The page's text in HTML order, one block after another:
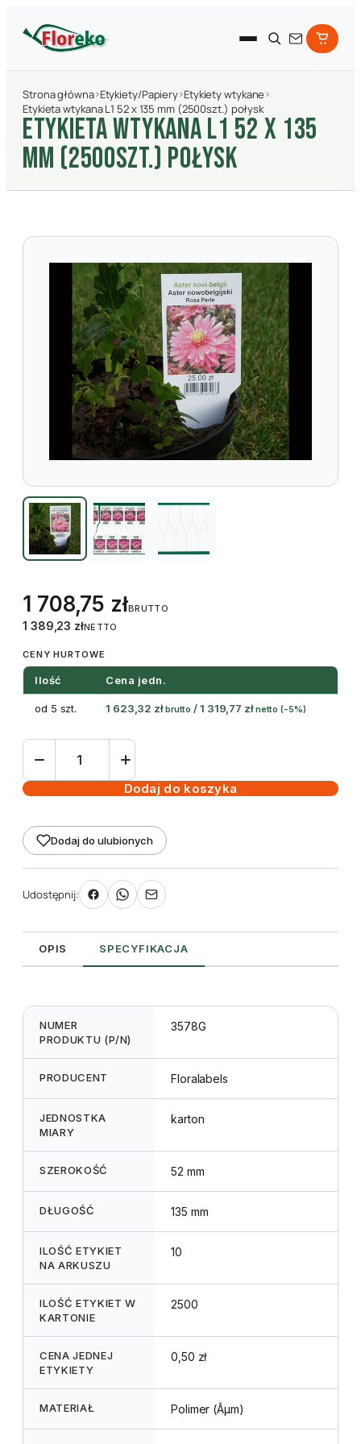
Strona główna›Etykiety/Papiery›Etykiety wtykane›
Etykieta wtykana L1 52 x 135 mm (2500szt.) połysk
ETYKIETA WTYKANA L1 52 X 135
MM (2500SZT.) POłYSK
1 708,75 złBRUTTO
1 389,23 złNETTO
CENY HURTOWE
Ilość Cena jedn.
od 5 szt. 1 623,32 zł brutto /1 319,77 zł netto (-5%)
ilość
wtykana
52
x
135
mm
(2500szt.)
połysk
Dodaj do koszyka
Dodaj do ulubionych
Udostępnij:
OPIS SPECYFIKACJA
NUMER
PRODUKTU (P/N)
3578G
PRODUCENT Floralabels
JEDNOSTKA
MIARY
karton
SZEROKOŚĆ 52 mm
DŁUGOŚĆ 135 mm
ILOŚĆ ETYKIET
NA ARKUSZU
10
ILOŚĆ ETYKIET W
KARTONIE
2500
CENA JEDNEJ
ETYKIETY
0,50 zł
MATERIAŁ Polimer (Âµm)